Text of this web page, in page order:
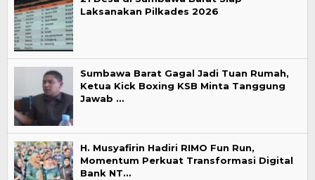
Laksanakan Pilkades 2026
Sumbawa Barat Gagal Jadi Tuan Rumah,
Ketua Kick Boxing KSB Minta Tanggung
Jawab …
H. Musyafirin Hadiri RIMO Fun Run,
Momentum Perkuat Transformasi Digital
Bank NT…